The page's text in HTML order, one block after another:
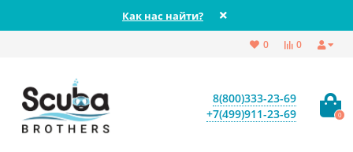
Как нас найти?
0
0
8(800)333-23-69
+7(499)911-23-69
0